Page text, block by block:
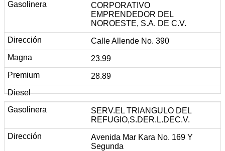
CORPORATIVO
EMPRENDEDOR DEL
NOROESTE, S.A. DE C.V.
Calle Allende No. 390
23.99
28.89
SERV.EL TRIANGULO DEL
REFUGIO,S.DER.L.DEC.V.
Avenida Mar Kara No. 169 Y
Segunda